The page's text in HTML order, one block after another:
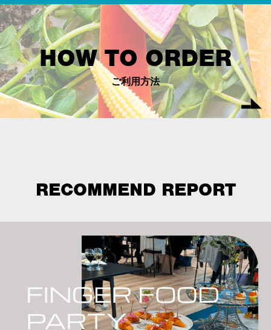
HOW TO ORDER
ご利用方法
RECOMMEND REPORT